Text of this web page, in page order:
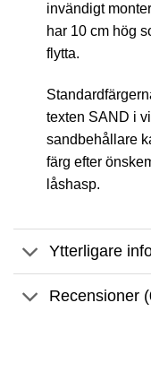
invändigt
har 10 cm hög
flytta.
texten SAND i
sandbehållare
färg efter
låshasp.
Ytterligare
Recensioner